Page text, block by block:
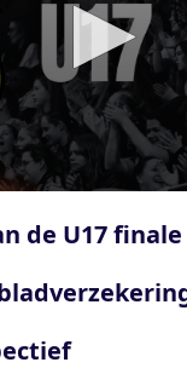
de U17